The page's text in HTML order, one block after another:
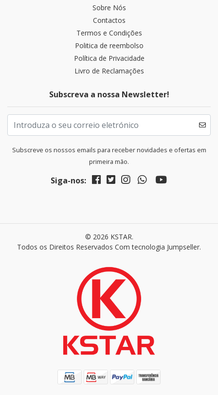
Sobre Nós
Contactos
Termos e Condições
Politica de reembolso
Política de Privacidade
Livro de Reclamações
Subscreva a nossa Newsletter!
Subscreve os nossos emails para receber novidades e ofertas em
primeira mão.
Siga-nos:
© 2026 KSTAR.
Todos os Direitos Reservados Com tecnologia Jumpseller.